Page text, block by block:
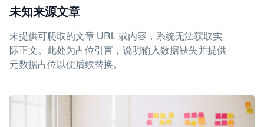
未知来源文章
未提供可爬取的文章 URL 或内容，系统无法获取实
际正文。此处为占位引言，说明输入数据缺失并提供
元数据占位以便后续替换。